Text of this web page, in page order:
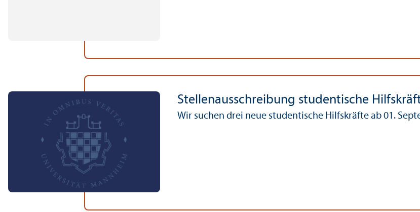
Stellen­ausschreibung studentische
Wir suchen drei neue studentische Hilfskräfte ab 01.